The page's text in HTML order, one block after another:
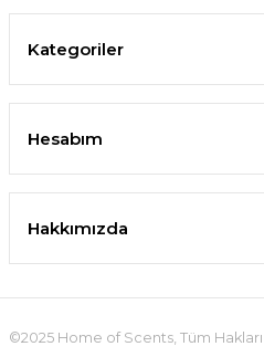
Kategoriler
Hesabım
Hakkımızda
©2025 Home of Scents, Tüm